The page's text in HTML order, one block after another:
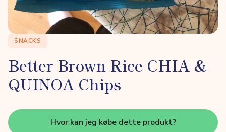
SNACKS
Better Brown Rice CHIA &
QUINOA Chips
Hvor kan jeg købe dette produkt?